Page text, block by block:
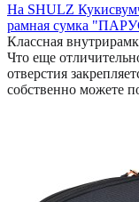
На SHULZ
рамная сумка
Классная
Что еще
отверстия
собственно можете